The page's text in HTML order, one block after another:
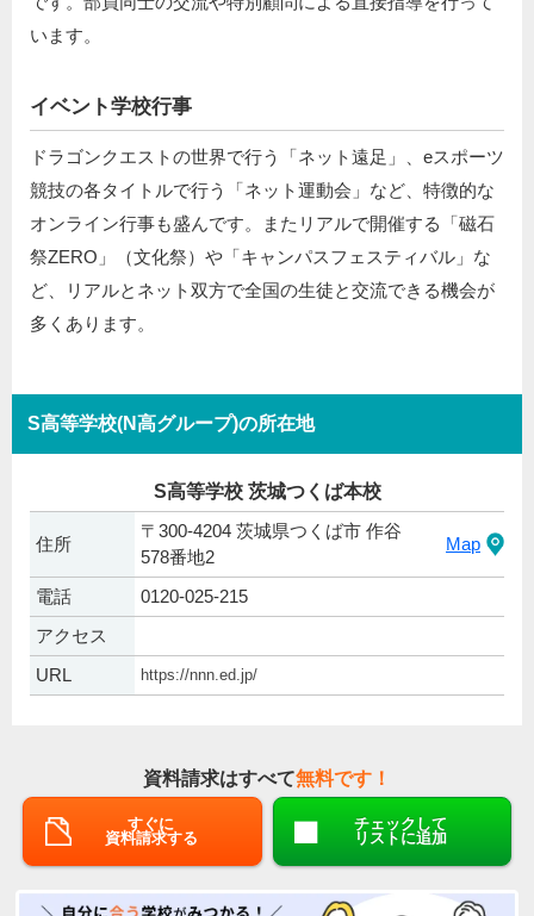
います。
イベント学校行事
ドラゴンクエストの世界で行う「ネット遠足」、eスポーツ
競技の各タイトルで行う「ネット運動会」など、特徴的な
オンライン行事も盛んです。またリアルで開催する「磁石
祭ZERO」（文化祭）や「キャンパスフェスティバル」な
ど、リアルとネット双方で全国の生徒と交流できる機会が
多くあります。
S高等学校(N高グループ)の所在地
S高等学校 茨城つくば本校
住所
〒300-4204 茨城県つくば市 作谷
578番地2
Map
電話
0120-025-215
アクセス
URL
https://nnn.ed.jp/
資料請求はすべて無料です！
すぐに
資料請求する
チェックして
リストに追加